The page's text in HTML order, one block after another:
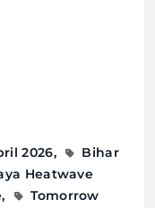
2026
Bihar
Heatwave
Tomorrow